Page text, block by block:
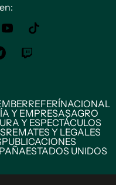
REFERÍNACIONAL
Y EMPRESASAGRO
Y ESPECTÁCULOS
REMATES Y LEGALES
PUBLICACIONES
ESTADOS UNIDOS